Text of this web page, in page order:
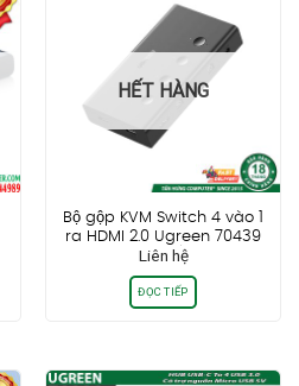
HẾT HÀNG
Bộ gộp KVM Switch 4 vào 1
ra HDMI 2.0 Ugreen 70439
hỗ trợ 4K/60Hz
Liên hệ
ĐỌC TIẾP